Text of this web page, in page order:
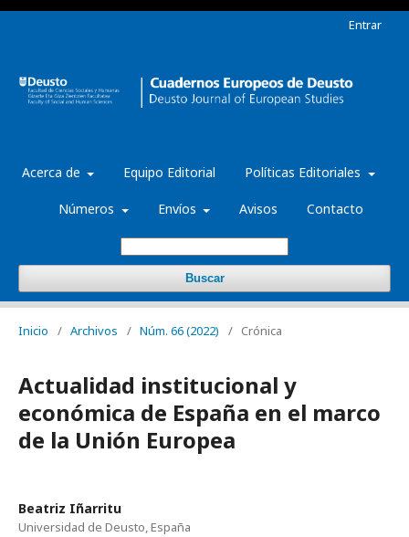
Acerca de Equipo Editorial Políticas Editoriales
Números Envíos Avisos Contacto
Buscar
Entrar
Inicio / Archivos / Núm. 66 (2022) / Crónica
Actualidad institucional y
económica de España en el marco
de la Unión Europea
Beatriz Iñarritu
Universidad de Deusto, España